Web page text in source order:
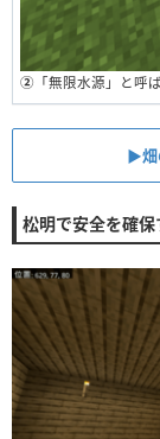
② 「無限水源」と呼
▶︎畑
松明で安全を確保